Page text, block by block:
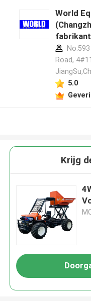
World
Road,
5.0
Krijg